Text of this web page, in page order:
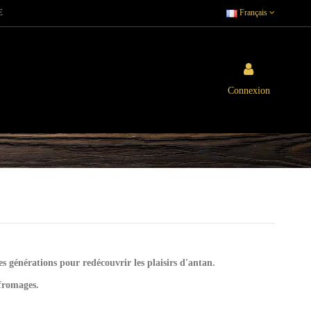
Français
Connexion
générations pour redécouvrir les plaisirs d'antan.